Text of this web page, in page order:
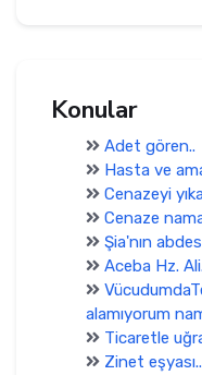
Konular
Adet gören..
Hasta ve
Cenazeyi
Cenaze
Şia'nın
Aceba Hz.
alamıyorum
Ticaretle
Zinet